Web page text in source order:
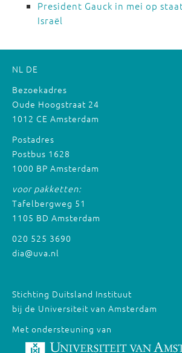
President Gauck in mei op
Israël
NL DE
Bezoekadres
Oude Hoogstraat 24
1012 CE Amsterdam
Postadres
Postbus 1628
1000 BP Amsterdam
voor pakketten:
Tafelbergweg 51
1105 BD Amsterdam
020 525 3690
dia@uva.nl
Stichting Duitsland Instituut
bij de Universiteit van Amsterdam
Met ondersteuning van